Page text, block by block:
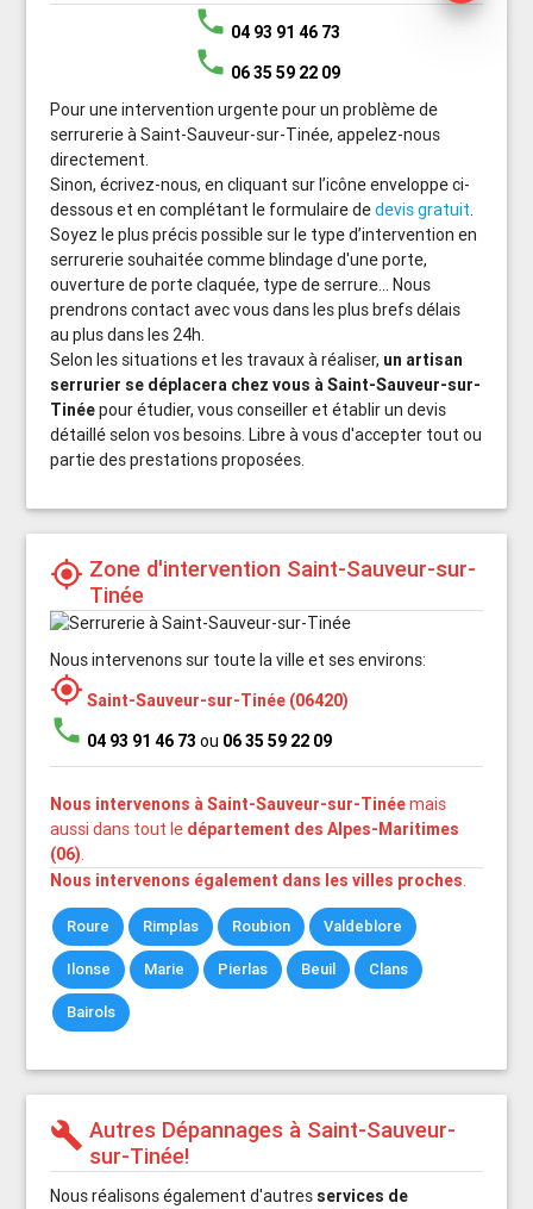
phone 04 93 91 46 73
phone 06 35 59 22 09
Pour une intervention urgente pour un problème de
serrurerie à Saint-Sauveur-sur-Tinée, appelez-nous
directement.
Sinon, écrivez-nous, en cliquant sur l’icône enveloppe ci-
dessous et en complétant le formulaire dedevis gratuit.
Soyez le plus précis possible sur le type d’intervention en
serrurerie souhaitée comme blindage d'une porte,
ouverture de porte claquée, type de serrure... Nous
prendrons contact avec vous dans les plus brefs délais
au plus dans les 24h.
Selon les situations et les travaux à réaliser, un artisan
serrurier se déplacera chez vous à Saint-Sauveur-sur-
Tinéepour étudier, vous conseiller et établir un devis
détaillé selon vos besoins. Libre à vous d'accepter tout ou
partie des prestations proposées.
my_location Zone d'intervention Saint-Sauveur-sur-
Tinée
Nous intervenons sur toute la ville et ses environs:
my_location Saint-Sauveur-sur-Tinée (06420)
phone 04 93 91 46 73 ou 06 35 59 22 09
Nous intervenons à Saint-Sauveur-sur-Tinéemais
aussi dans tout le département des Alpes-Maritimes
(06).
Nous intervenons également dans les villes proches.
Roure Rimplas Roubion Valdeblore
Ilonse Marie Pierlas Beuil Clans
Bairols
build Autres Dépannages à Saint-Sauveur-
sur-Tinée!
Nous réalisons également d'autres services de